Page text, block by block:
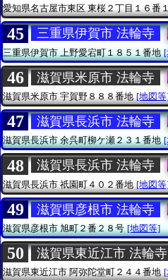
愛知県名古屋市東区東桜２丁目１６番
45 三重県伊賀市 法輪寺
三重県伊賀市上野愛宕町１８５１番地 [
46 滋賀県米原市 法輪寺
滋賀県米原市宇賀野８８８番地 [地図
47 滋賀県長浜市 法輪寺
滋賀県長浜市余呉町柳ケ瀬２３１番地 [
48 滋賀県長浜市 法輪寺
滋賀県長浜市 祇園町４０２番地 [地図
49 滋賀県彦根市 法輪寺
滋賀県彦根市旭町２番２８号 [地図等]
50 滋賀県東近江市 法輪寺
滋賀県東近江市阿弥陀堂町２４４番地 [